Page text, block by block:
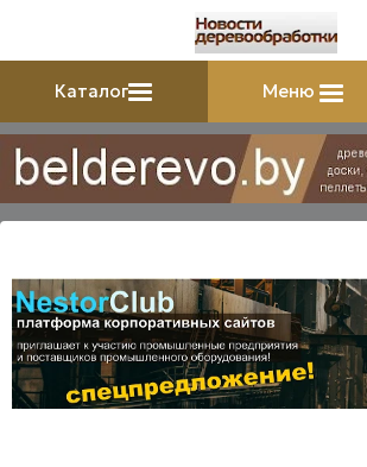
Каталог Меню